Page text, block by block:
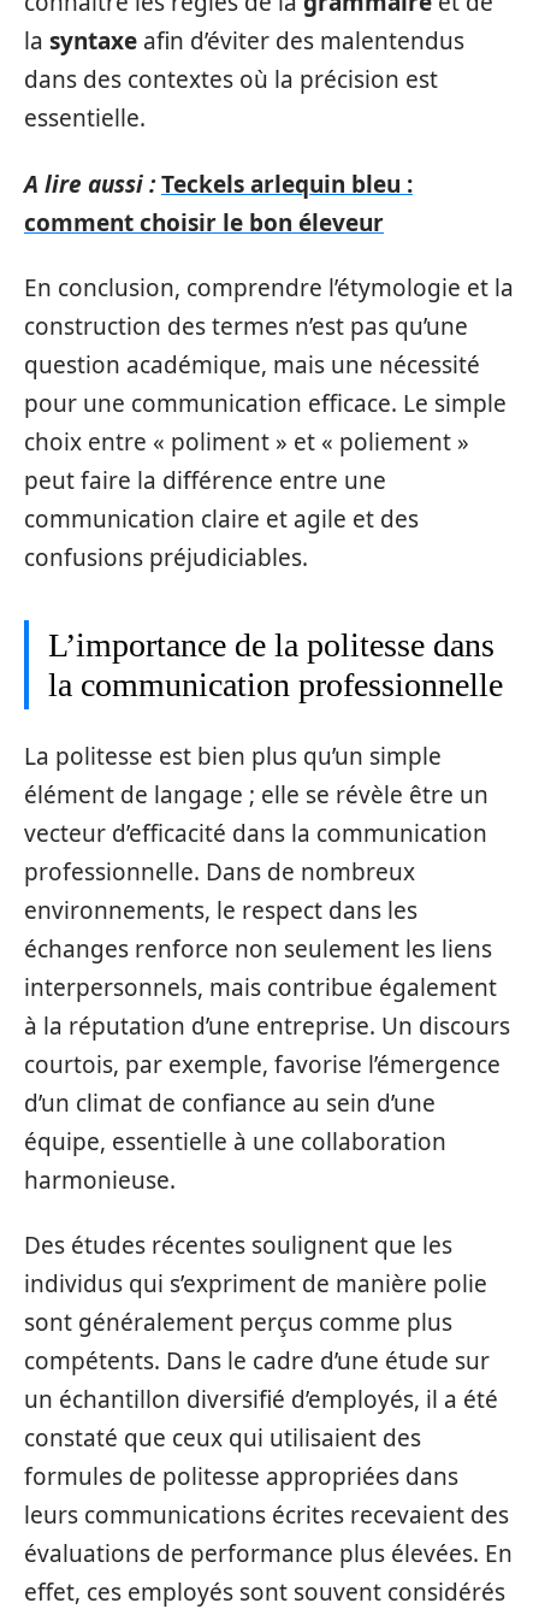
la syntaxe afin d’éviter des malentendus
dans des contextes où la précision est
essentielle.
A lire aussi :Teckels arlequin bleu :
comment choisir le bon éleveur
En conclusion, comprendre l’étymologie et la
construction des termes n’est pas qu’une
question académique, mais une nécessité
pour une communication efficace. Le simple
choix entre « poliment » et « poliement »
peut faire la différence entre une
communication claire et agile et des
confusions préjudiciables.
L’importance de la politesse dans
la communication professionnelle
La politesse est bien plus qu’un simple
élément de langage ; elle se révèle être un
vecteur d’efficacité dans la communication
professionnelle. Dans de nombreux
environnements, le respect dans les
échanges renforce non seulement les liens
interpersonnels, mais contribue également
à la réputation d’une entreprise. Un discours
courtois, par exemple, favorise l’émergence
d’un climat de confiance au sein d’une
équipe, essentielle à une collaboration
harmonieuse.
Des études récentes soulignent que les
individus qui s’expriment de manière polie
sont généralement perçus comme plus
compétents. Dans le cadre d’une étude sur
un échantillon diversifié d’employés, il a été
constaté que ceux qui utilisaient des
formules de politesse appropriées dans
leurs communications écrites recevaient des
évaluations de performance plus élevées. En
effet, ces employés sont souvent considérés